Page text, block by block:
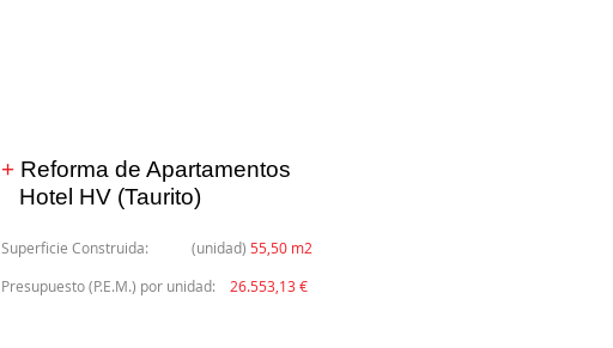
+ Reforma de Apartamentos
Hotel HV (Taurito)
Superficie Construida: (unidad) 55,50 m2
Presupuesto (P.E.M.) por unidad: 26.553,13 €